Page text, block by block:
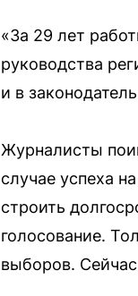
«За 29 лет
руководства
и в
Журналисты
случае успеха
строить
голосование.
выборов.